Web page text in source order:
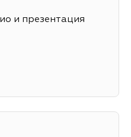
и презентация